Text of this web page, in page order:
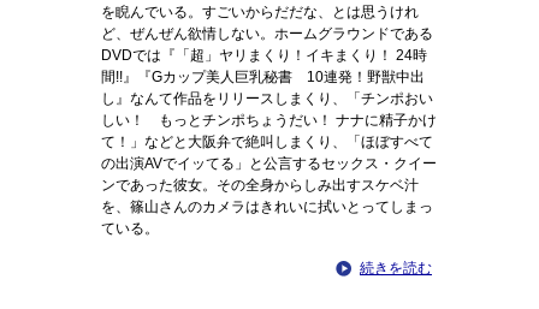
を睨んでいる。すごいからだだな、とは思うけれ
ど、ぜんぜん欲情しない。ホームグラウンドである
DVDでは『「超」ヤリまくり！イキまくり！ 24時
間!!』『Gカップ美人巨乳秘書 10連発！野獣中出
し』なんて作品をリリースしまくり、「チンポおい
しい！ もっとチンポちょうだい！ ナナに精子かけ
て！」などと大阪弁で絶叫しまくり、「ほぼすべて
の出演AVでイッてる」と公言するセックス・クイー
ンであった彼女。その全身からしみ出すスケベ汁
を、篠山さんのカメラはきれいに拭いとってしまっ
ている。
続きを読む